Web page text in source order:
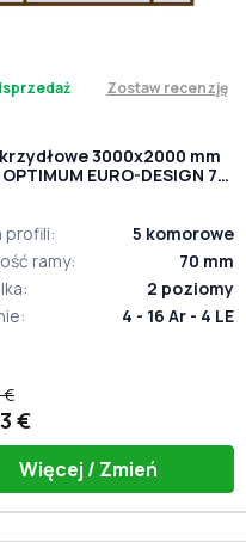
Zostaw recenzję
3000x2000 mm
OPTIMUM EURO-DESIGN 70
profili: 5 komorowe
ramy: 70 mm
: 2 poziomy
: 4 - 16 Ar - 4 LE
€
€
Więcej / Zmień